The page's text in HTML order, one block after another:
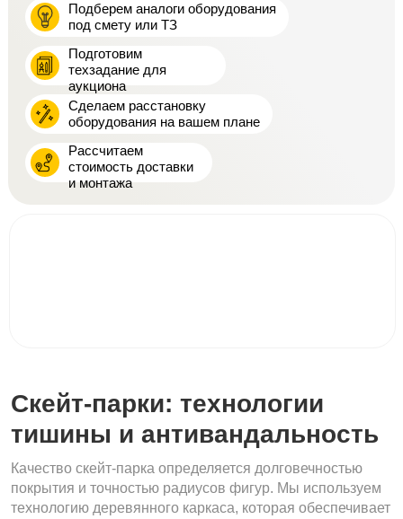
Подберем аналоги оборудования
под смету или ТЗ
Подготовим
техзадание для
аукциона
Сделаем расстановку
оборудования на вашем плане
Рассчитаем
стоимость доставки
и монтажа
Скейт-парки: технологии
тишины и антивандальность
​Качество скейт-парка определяется долговечностью
покрытия и точностью радиусов фигур. Мы используем
технологию деревянного каркаса, которая обеспечивает